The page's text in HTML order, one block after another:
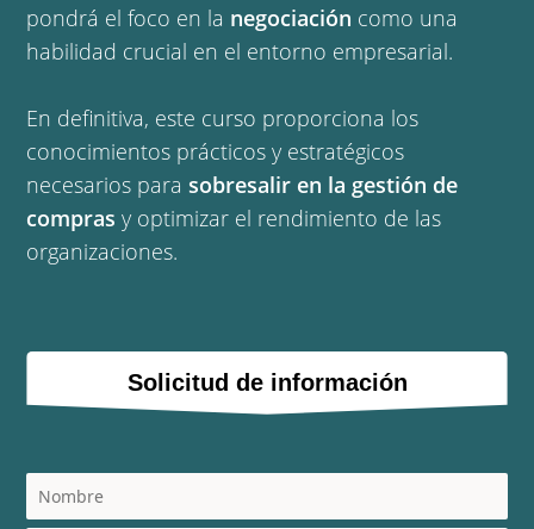
pondrá el foco en la negociación como una
habilidad crucial en el entorno empresarial.
En definitiva, este curso proporciona los
conocimientos prácticos y estratégicos
necesarios parasobresalir en la gestión de
compras y optimizar el rendimiento de las
organizaciones.
Solicitud de información